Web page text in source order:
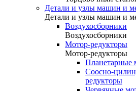
Детали и узлы машин и
Детали и узлы машин и
Воздухосборники
Воздухосборники
Мотор-редукторы
Мотор-редукторы
Планетарные
Соосно-
редукторы